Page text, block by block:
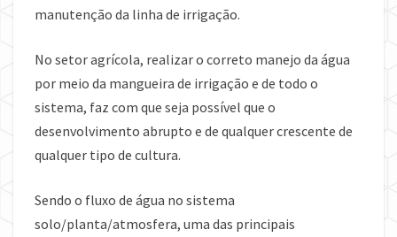
manutenção da linha de irrigação.
No setor agrícola, realizar o correto manejo da água
por meio da mangueira de irrigação e de todo o
sistema, faz com que seja possível que o
desenvolvimento abrupto e de qualquer crescente de
qualquer tipo de cultura.
Sendo o fluxo de água no sistema
solo/planta/atmosfera, uma das principais